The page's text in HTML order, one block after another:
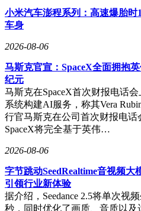
小米汽车澎程系列：高速爆胎时
车身
2026-08-06
马斯克官宣：SpaceX全面拥抱
纪元
马斯克在SpaceX首次财报电话
系统构建AI服务，称其Vera
行官马斯克在公司首次财报电
SpaceX将完全基于英伟…
2026-08-06
字节跳动SeedRealtime音视频
引领行业新体验
据介绍，Seedance 2.5将单次视
秒，同时优化了画质、音质以